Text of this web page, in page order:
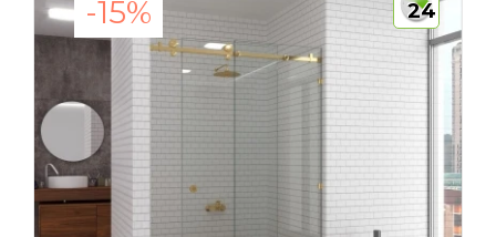
-15% 24